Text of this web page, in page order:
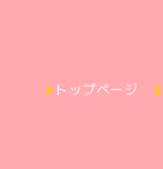
トップページ